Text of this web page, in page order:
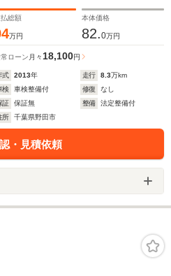
総額
万円
本体価格
82.0万円
ローン 月々 18,100円
式 2013年 走行 8.3万km
検
車検整備付 修復
なし
証
保証無 整備
法定整備付
所
千葉県野田市
・見積依頼